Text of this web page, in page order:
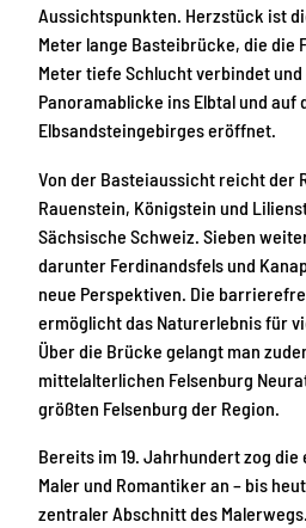
Aussichtspunkten. Herzstück ist
Meter lange Basteibrücke, die die
Meter tiefe Schlucht verbindet
Panoramablicke ins Elbtal und auf
Elbsandsteingebirges eröffnet.
Von der Basteiaussicht reicht der
Rauenstein, Königstein und
Sächsische Schweiz. Sieben
darunter Ferdinandsfels und
neue Perspektiven. Die
ermöglicht das Naturerlebnis für
Über die Brücke gelangt man
mittelalterlichen Felsenburg
größten Felsenburg der Region.
Bereits im 19. Jahrhundert zog
Maler und Romantiker an – bis
zentraler Abschnitt des